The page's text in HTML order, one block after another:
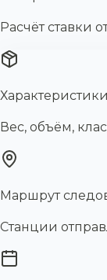
Расчёт ставки
Вес, объём,
Маршрут
Станции